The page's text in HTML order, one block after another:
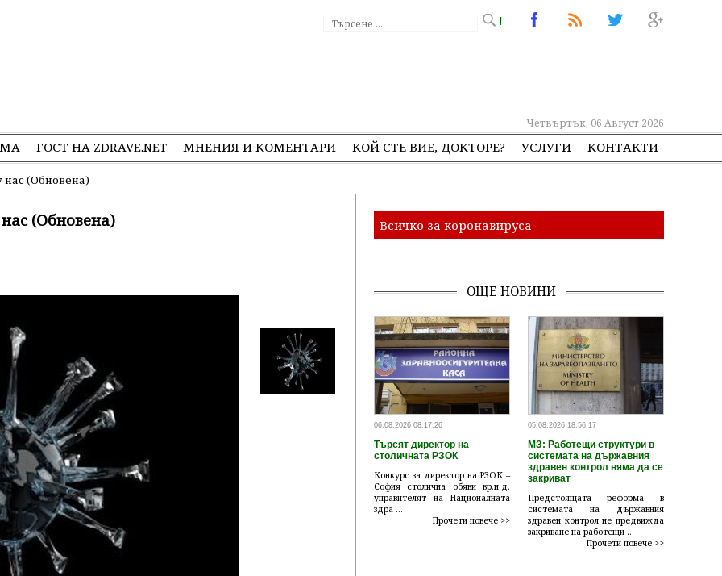
!
Четвъртък, 06 Август 2026
ГОСТ НА ZDRAVE.NET МНЕНИЯ И КОМЕНТАРИ КОЙ СТЕ ВИЕ, ДОКТОРЕ? УСЛУГИ КОНТАКТИ
нас (Обновена)
нас (Обновена) Всичко за коронавируса
ОЩЕ НОВИНИ
06.08.2026 08:17:26
Търсят директор на
столичната РЗОК
Конкурс за директор на РЗОК –
София столична обяви вр.и.д.
управителят на Националната
здра ...
Прочети повече >>
05.08.2026 18:56:17
МЗ: Работещи структури в
системата на държавния
здравен контрол няма да се
закриват
Предстоящата реформа в
системата на държавния
здравен контрол не предвижда
закриване на работещи ...
Прочети повече >>